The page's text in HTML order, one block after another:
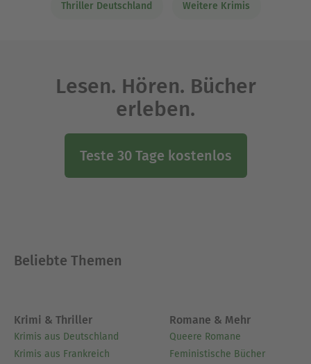
Thriller Deutschland Weitere Krimis
Lesen. Hören. Bücher
erleben.
Teste 30 Tage kostenlos
Beliebte Themen
Krimi & Thriller
Krimis aus Deutschland
Krimis aus Frankreich
Romane & Mehr
Queere Romane
Feministische Bücher